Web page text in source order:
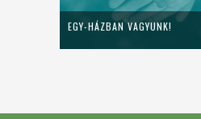
EGY-HÁZBAN VAGYUNK!